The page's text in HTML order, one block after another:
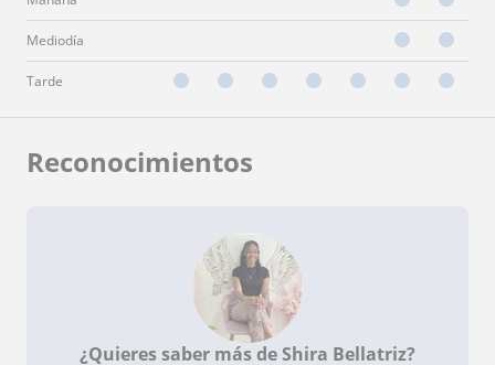
Mediodía
Tarde
Reconocimientos
¿Quieres saber más de Shira Bellatriz?